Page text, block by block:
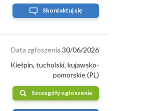
Skontaktuj się
30/06/2026
Data zgłoszenia
Kiełpin, tucholski, kujawsko-
pomorskie (PL)
Szczegóły ogłoszenia